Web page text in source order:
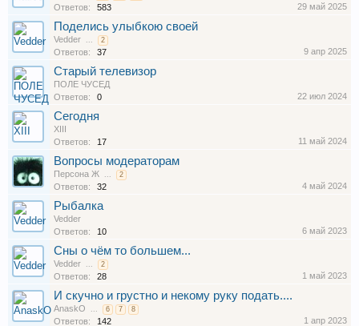
Ответов: 583 29 май 2025
Поделись улыбкою своей
Vedder ... 2
Ответов: 37 9 апр 2025
Старый телевизор
ПОЛЕ ЧУСЕД
Ответов:
0 22 июл 2024
Сегодня
XIII
Ответов:
17 11 май 2024
Вопросы модераторам
Персона Ж ... 2
Ответов: 32 4 май 2024
Рыбалка
Vedder
Ответов:
10 6 май 2023
Сны о чём то большем...
Vedder ... 2
Ответов: 28 1 май 2023
И скучно и грустно и некому руку подать....
AnaskO ... 6 7 8
Ответов: 142 1 апр 2023